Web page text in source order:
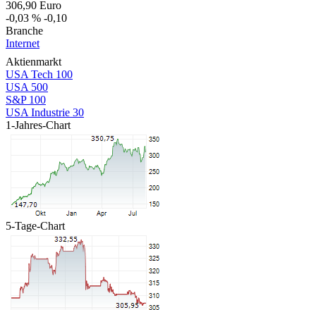
306,90 Euro
-0,03 % -0,10
Branche
Internet
Aktienmarkt
USA Tech 100
USA 500
S&P 100
USA Industrie 30
1-Jahres-Chart
5-Tage-Chart